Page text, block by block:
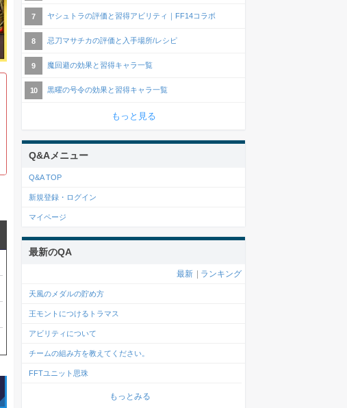
ヤシュトラの評価と習得アビリティ｜FF14コラボ
忌刀マサチカの評価と入手場所/レシピ
魔回避の効果と習得キャラ一覧
黒曜の号令の効果と習得キャラ一覧
もっと見る
Q&Aメニュー
Q&A TOP
新規登録・ログイン
マイページ
最新のQA
最新 ランキング
天風のメダルの貯め方
王モントにつけるトラマス
アビリティについて
チームの組み方を教えてください。
FFTユニット思珠
もっとみる